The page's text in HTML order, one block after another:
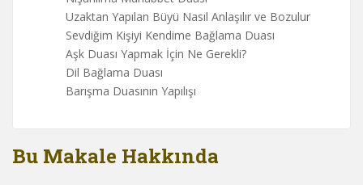
Uzaktan Yapılan Büyü Nasıl Anlaşılır ve Bozulur
Sevdiğim Kişiyi Kendime Bağlama Duası
Aşk Duası Yapmak İçin Ne Gerekli?
Dil Bağlama Duası
Barışma Duasının Yapılışı
Bu Makale Hakkında